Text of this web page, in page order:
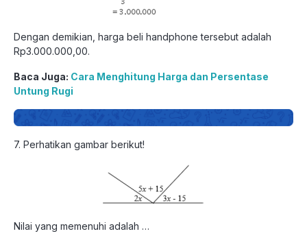
Dengan demikian, harga beli handphone tersebut adalah
Rp3.000.000,00.
Baca Juga: Cara Menghitung Harga dan Persentase
Untung Rugi
7. Perhatikan gambar berikut!
Nilai yang memenuhi adalah …